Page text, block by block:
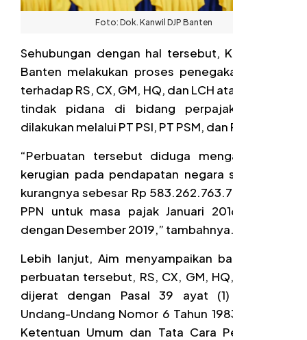
Foto: Dok. Kanwil DJP Banten
Sehubungan dengan hal tersebut, Kanwil DJP
Banten melakukan proses penegakan hukum
terhadap RS, CX, GM, HQ, dan LCH atas dugaan
tindak pidana di bidang perpajakan yang
dilakukan melalui PT PSI, PT PSM, dan PT VPM.
“Perbuatan tersebut diduga mengakibatkan
kerugian pada pendapatan negara sekurang-
kurangnya sebesar Rp 583.262.763.775 terkait
PPN untuk masa pajak Januari 2016 sampai
dengan Desember 2019,” tambahnya.
Lebih lanjut, Aim menyampaikan bahwa atas
perbuatan tersebut, RS, CX, GM, HQ, dan LCH
dijerat dengan Pasal 39 ayat (1) huruf d
Undang-Undang Nomor 6 Tahun 1983 tentang
Ketentuan Umum dan Tata Cara Perpajakan